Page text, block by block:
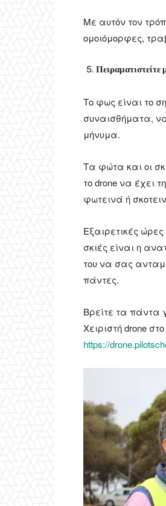
Με αυτόν τον
ομοιόμορφες,
Πειραματιστείτε
Το φως είναι το
συναισθήματα,
μήνυμα.
Τα φώτα και οι
το drone να έχει
φωτεινά ή
Εξαιρετικές
σκιές είναι η
του να σας
πάντες.
Βρείτε τα πάντα
Χειριστή drone στο
https://